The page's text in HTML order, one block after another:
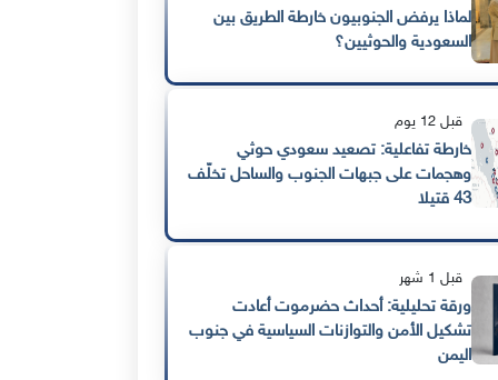
لماذا يرفض الجنوبيون خارطة الطريق بين
السعودية والحوثيين؟
قبل 12 يوم
خارطة تفاعلية: تصعيد سعودي حوثي
وهجمات على جبهات الجنوب والساحل تخلّف
43 قتيلا
قبل 1 شهر
ورقة تحليلية: أحداث حضرموت أعادت
تشكيل الأمن والتوازنات السياسية في جنوب
اليمن